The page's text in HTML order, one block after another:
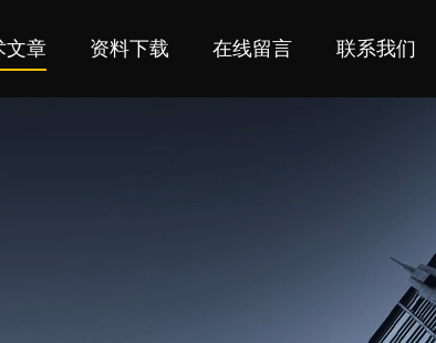
文章 资料下载 在线留言 联系我们